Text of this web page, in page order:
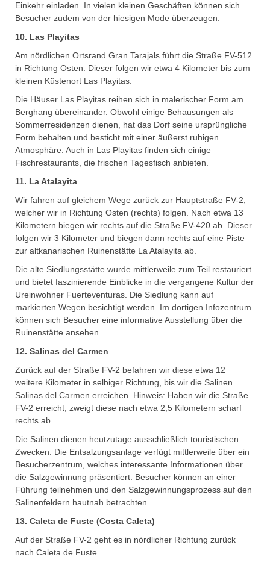
Einkehr einladen. In vielen kleinen Geschäften können sich
Besucher zudem von der hiesigen Mode überzeugen.
10. Las Playitas
Am nördlichen Ortsrand Gran Tarajals führt die Straße FV-512
in Richtung Osten. Dieser folgen wir etwa 4 Kilometer bis zum
kleinen Küstenort Las Playitas.
Die Häuser Las Playitas reihen sich in malerischer Form am
Berghang übereinander. Obwohl einige Behausungen als
Sommerresidenzen dienen, hat das Dorf seine ursprüngliche
Form behalten und besticht mit einer äußerst ruhigen
Atmosphäre. Auch in Las Playitas finden sich einige
Fischrestaurants, die frischen Tagesfisch anbieten.
11. La Atalayita
Wir fahren auf gleichem Wege zurück zur Hauptstraße FV-2,
welcher wir in Richtung Osten (rechts) folgen. Nach etwa 13
Kilometern biegen wir rechts auf die Straße FV-420 ab. Dieser
folgen wir 3 Kilometer und biegen dann rechts auf eine Piste
zur altkanarischen Ruinenstätte La Atalayita ab.
Die alte Siedlungsstätte wurde mittlerweile zum Teil restauriert
und bietet faszinierende Einblicke in die vergangene Kultur der
Ureinwohner Fuerteventuras. Die Siedlung kann auf
markierten Wegen besichtigt werden. Im dortigen Infozentrum
können sich Besucher eine informative Ausstellung über die
Ruinenstätte ansehen.
12. Salinas del Carmen
Zurück auf der Straße FV-2 befahren wir diese etwa 12
weitere Kilometer in selbiger Richtung, bis wir die Salinen
Salinas del Carmen erreichen. Hinweis: Haben wir die Straße
FV-2 erreicht, zweigt diese nach etwa 2,5 Kilometern scharf
rechts ab.
Die Salinen dienen heutzutage ausschließlich touristischen
Zwecken. Die Entsalzungsanlage verfügt mittlerweile über ein
Besucherzentrum, welches interessante Informationen über
die Salzgewinnung präsentiert. Besucher können an einer
Führung teilnehmen und den Salzgewinnungsprozess auf den
Salinenfeldern hautnah betrachten.
13. Caleta de Fuste (Costa Caleta)
Auf der Straße FV-2 geht es in nördlicher Richtung zurück
nach Caleta de Fuste.